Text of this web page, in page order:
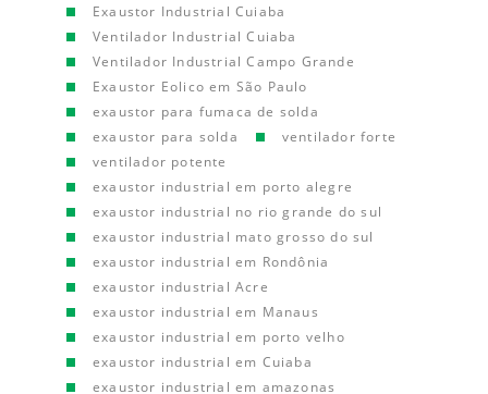
Exaustor Industrial Cuiaba
Ventilador Industrial Cuiaba
Ventilador Industrial Campo Grande
Exaustor Eolico em São Paulo
exaustor para fumaca de solda
exaustor para solda
ventilador forte
ventilador potente
exaustor industrial em porto alegre
exaustor industrial no rio grande do sul
exaustor industrial mato grosso do sul
exaustor industrial em Rondônia
exaustor industrial Acre
exaustor industrial em Manaus
exaustor industrial em porto velho
exaustor industrial em Cuiaba
exaustor industrial em amazonas